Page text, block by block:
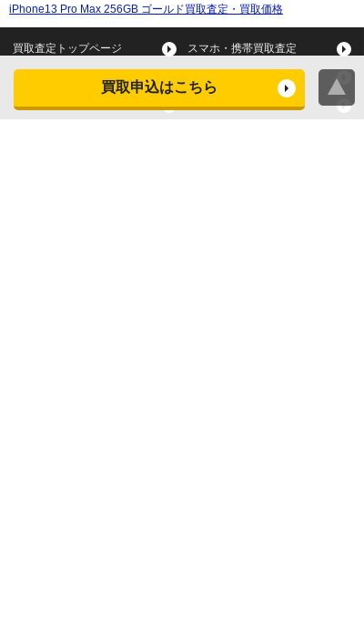
買取申込はこちら
iPhone13 Pro Max 256GB ゴールド買取査定・買取価格
買取査定トップページ スマホ・携帯買取査定
タブレット買取査定
スマートウォッチ買取査定 デジカメ買取査定